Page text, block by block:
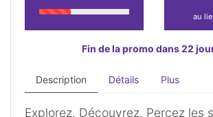
au
Fin de la promo dans 22
Description Détails Plus
Explorez. Découvrez. Percez les